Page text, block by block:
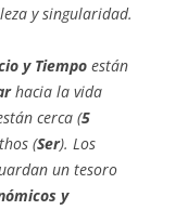
y singularidad.
y Tiempo están
hacia la vida
cerca (5
(Ser). Los
un tesoro
y